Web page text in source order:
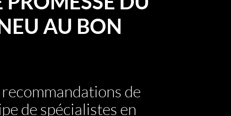
AU BON
de
de spécialistes en